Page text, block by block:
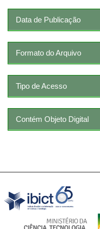
Data de Publicação
Formato do Arquivo
Tipo de Acesso
Contém Objeto Digital